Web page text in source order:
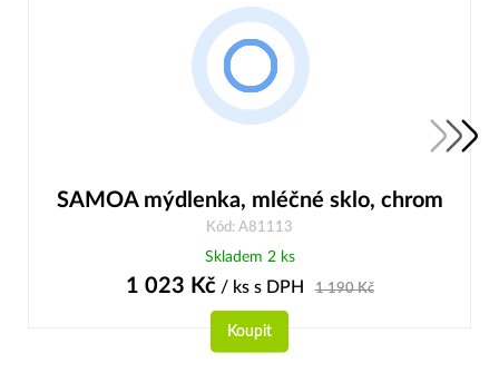
SAMOA mýdlenka, mléčné sklo, chrom
Kód: A81113
Skladem 2 ks
1 023 Kč/ ks s DPH 1 190Kč
Koupit